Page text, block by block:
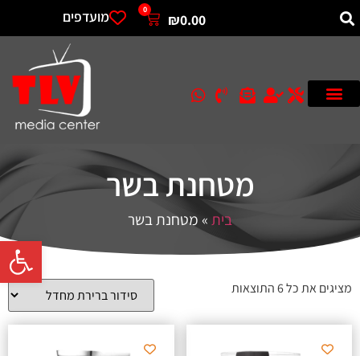
פתח
₪0.00
0 מועדפים
מטחנת בשר
בית»מטחנת בשר
מציגים את כל ⁦6⁩ התוצאות